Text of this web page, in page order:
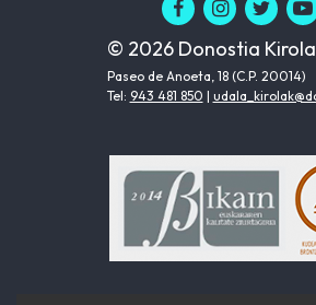
© 2026 Donostia Kirola
Paseo de Anoeta, 18 (C.P. 20014)
Tel: 943 481 850 |